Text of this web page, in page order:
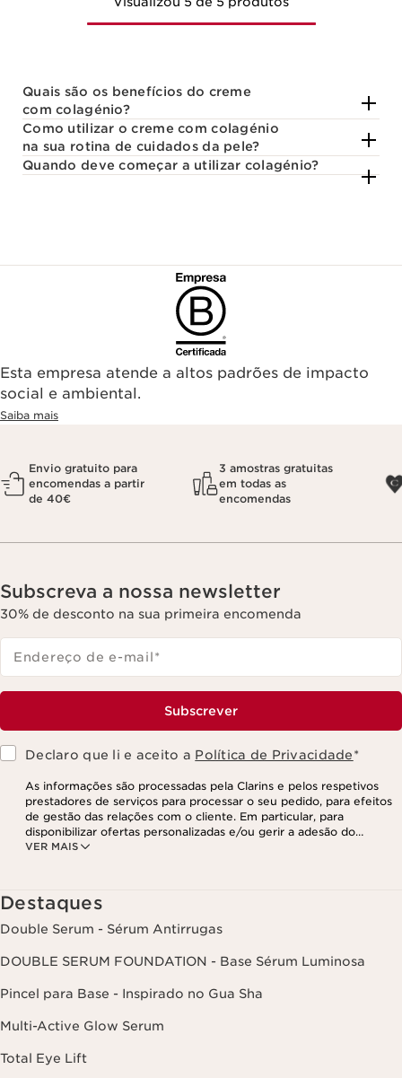
Quais são os benefícios do creme
com colagénio?
Como utilizar o creme com colagénio
na sua rotina de cuidados da pele?
Quando deve começar a utilizar colagénio?
Esta empresa atende a altos padrões de impacto
social e ambiental.
Saiba mais
Envio gratuito para
encomendas a partir
de 40€
3 amostras gratuitas
em todas as
encomendas
Subscreva a nossa newsletter
30% de desconto na sua primeira encomenda
Endereço de e-mail*
Subscrever
Declaro que li e aceito a Política de Privacidade*
VER MAIS
As informações são processadas pela Clarins e pelos respetivos
prestadores de serviços para processar o seu pedido, para efeitos
de gestão das relações com o cliente. Em particular, para
disponibilizar ofertas personalizadas e/ou gerir a adesão do
utilizador ao nosso programa de fidelização e para criar o seu
as suas informações, assim como o direito de se opor e impedir o
respetivo processamento. Poderá exercer este direito,
contactando-nos. Para mais informações, consulte a nossa política
de privacidade, clicando aqui
Destaques
Double Serum - Sérum Antirrugas
DOUBLE SERUM FOUNDATION - Base Sérum Luminosa
Pincel para Base - Inspirado no Gua Sha
Multi-Active Glow Serum
Total Eye Lift